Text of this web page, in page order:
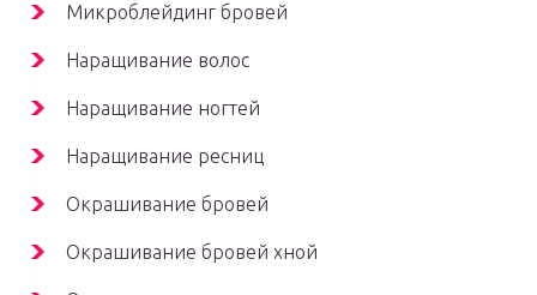
Микроблейдинг бровей
Наращивание волос
Наращивание ногтей
Наращивание ресниц
Окрашивание бровей
Окрашивание бровей хной